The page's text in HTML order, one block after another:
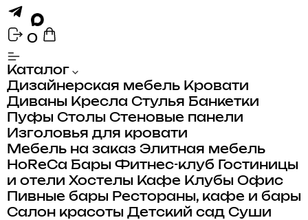
0
Каталог
Дизайнерская мебель Кровати
Диваны Кресла Стулья Банкетки
Пуфы Столы Стеновые панели
Изголовья для кровати
Мебель на заказ Элитная мебель
HoReCa Бары Фитнес-клуб
Гостиницы
и отели Хостелы Кафе Клубы Офис
Пивные бары Рестораны, кафе и бары
Салон красоты Детский сад Суши